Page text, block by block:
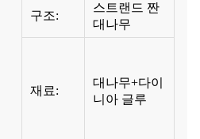
구조:
스트랜드 짠
대나무
재료:
대나무+다이
니아 글루